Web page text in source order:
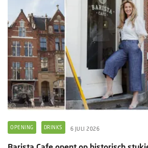
OPENING DRINKS 6 JULI 2026